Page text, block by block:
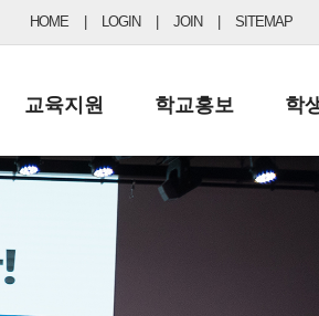
HOME LOGIN JOIN SITEMAP
교육지원
행정실
학교운영위원회
학교홍보
보도자료
학